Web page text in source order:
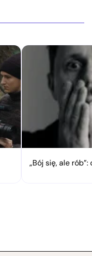
„Bój się, ale